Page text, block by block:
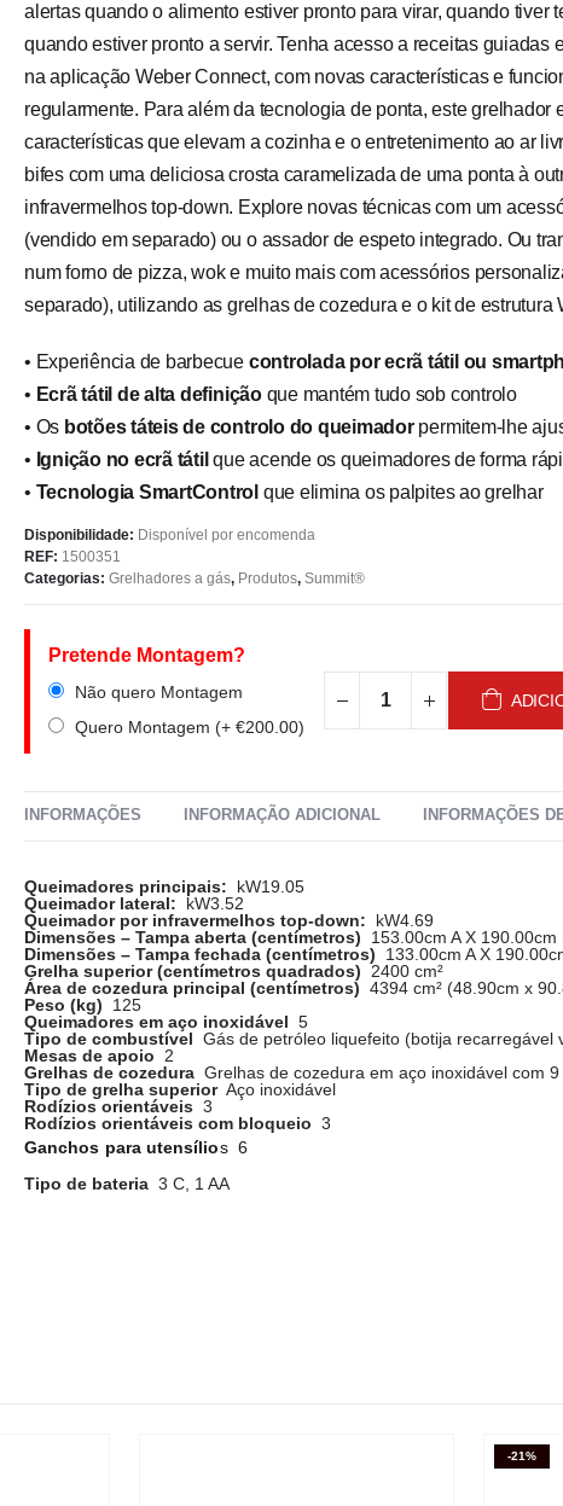
alertas quando o alimento estiver pronto para virar, quando tiver
quando estiver pronto a servir. Tenha acesso a receitas guiadas
na aplicação Weber Connect, com novas características e
regularmente. Para além da tecnologia de ponta, este grelhador
características que elevam a cozinha e o entretenimento ao ar
bifes com uma deliciosa crosta caramelizada de uma ponta à
infravermelhos top-down. Explore novas técnicas com um
(vendido em separado) ou o assador de espeto integrado. Ou
num forno de pizza, wok e muito mais com acessórios
separado), utilizando as grelhas de cozedura e o kit de
• Experiência de barbecue controlada por ecrã tátil ou
• Ecrã tátil de alta definição que mantém tudo sob controlo
• Os botões táteis de controlo do queimadorpermitem-lhe
• Ignição no ecrã tátil que acende os queimadores de forma
• Tecnologia SmartControl que elimina os palpites ao grelhar
Disponibilidade: Disponível por encomenda
REF: 1500351
Categorias: Grelhadores a gás, Produtos, Summit®
Pretende Montagem?
Não quero Montagem
Quero Montagem (+ €200.00)
INFORMAÇÕES INFORMAÇÃO ADICIONAL INFORMAÇÕES
Queimadores principais: kW19.05
Queimador lateral: kW3.52
Queimador por infravermelhos top-down: kW4.69
Dimensões – Tampa aberta (centímetros) 153.00cm A X 190.00cm
Dimensões – Tampa fechada (centímetros) 133.00cm A X
Grelha superior (centímetros quadrados) 2400 cm²
Área de cozedura principal (centímetros) 4394 cm² (48.90cm x
Peso (kg) 125
Queimadores em aço inoxidável 5
Tipo de combustível Gás de petróleo liquefeito (botija recarregável
Mesas de apoio 2
Grelhas de cozedura Grelhas de cozedura em aço inoxidável com
Tipo de grelha superiorAço inoxidável
Rodízios orientáveis 3
Rodízios orientáveis com bloqueio 3
Ganchos para utensílios 6
Tipo de bateria 3 C, 1 AA
-21%